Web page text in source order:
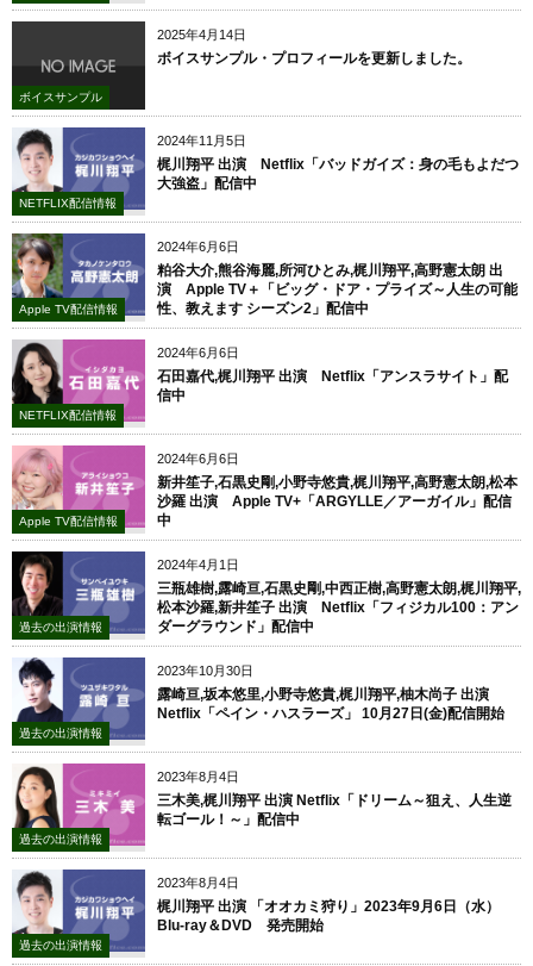
2025年4月14日
ボイスサンプル
ボイスサンプル・プロフィールを更新しました。
2024年11月5日
NETFLIX配信情報
梶川翔平 出演 Netflix「バッドガイズ：身の毛もよだつ
大強盗」配信中
2024年6月6日
Apple TV配信情報
粕谷大介,熊谷海麗,所河ひとみ,梶川翔平,高野憲太朗 出
演 Apple TV＋「ビッグ・ドア・プライズ～人生の可能
性、教えます シーズン2」配信中
2024年6月6日
NETFLIX配信情報
石田嘉代,梶川翔平 出演 Netflix「アンスラサイト」配
信中
2024年6月6日
Apple TV配信情報
新井笙子,石黒史剛,小野寺悠貴,梶川翔平,高野憲太朗,松本
沙羅 出演 Apple TV+「ARGYLLE／アーガイル」配信
中
2024年4月1日
過去の出演情報
三瓶雄樹,露崎亘,石黒史剛,中西正樹,高野憲太朗,梶川翔平,
松本沙羅,新井笙子 出演 Netflix「フィジカル100：アン
ダーグラウンド」配信中
2023年10月30日
過去の出演情報
露崎亘,坂本悠里,小野寺悠貴,梶川翔平,柚木尚子 出演
Netflix「ペイン・ハスラーズ」 10月27日(金)配信開始
2023年8月4日
過去の出演情報
三木美,梶川翔平 出演 Netflix「ドリーム～狙え、人生逆
転ゴール！～」配信中
2023年8月4日
過去の出演情報
梶川翔平 出演 「オオカミ狩り」2023年9月6日（水）
Blu-ray＆DVD 発売開始